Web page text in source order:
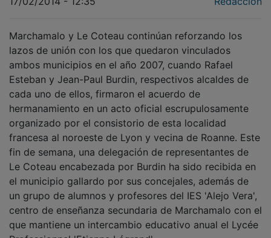
lazos de unión con los que quedaron vinculados
ambos municipios en el año 2007, cuando Rafael
Esteban y Jean-Paul Burdin, respectivos alcaldes de
cada uno de ellos, firmaron el acuerdo de
hermanamiento en un acto oficial escrupulosamente
organizado por el consistorio de esta localidad
francesa al noroeste de Lyon y vecina de Roanne. Este
fin de semana, una delegación de representantes de
Le Coteau encabezada por Burdin ha sido recibida en
el municipio gallardo por sus concejales, además de
un grupo de alumnos y profesores del IES 'Alejo Vera',
centro de enseñanza secundaria de Marchamalo con el
que mantiene un intercambio educativo anual el Lycée
Professionnel 'Etienne Légrand'.